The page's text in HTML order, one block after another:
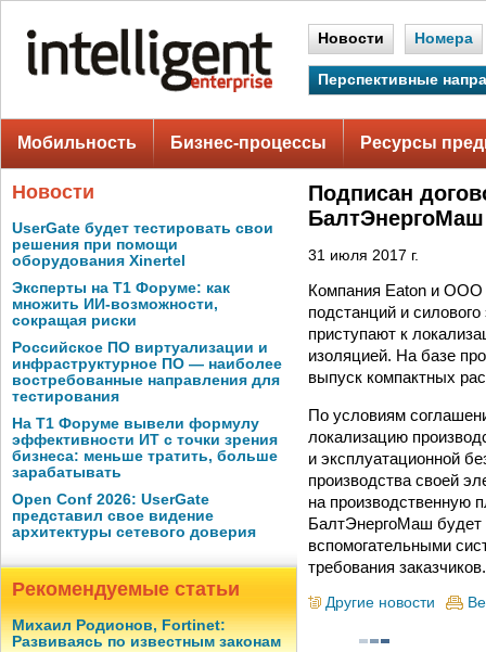
Новости Номера
Перспективные
Мобильность Бизнес-процессы Ресурсы
Новости
UserGate будет тестировать свои
решения при помощи
оборудования Xinertel
Эксперты на Т1 Форуме: как
множить ИИ-возможности,
сокращая риски
Российское ПО виртуализации и
инфраструктурное ПО — наиболее
востребованные направления для
тестирования
На Т1 Форуме вывели формулу
эффективности ИТ с точки зрения
бизнеса: меньше тратить, больше
зарабатывать
Open Conf 2026: UserGate
представил свое видение
архитектуры сетевого доверия
Рекомендуемые статьи
Михаил Родионов, Fortinet:
Развиваясь по известным законам
Подписан
БалтЭнергоМаш
31 июля 2017 г.
Компания Eaton и ООО
подстанций и
приступают к
изоляцией. На базе
выпуск компактных
По условиям
локализацию
и эксплуатационной
производства своей
на производственную
БалтЭнергоМаш будет
вспомогательными
требования заказчиков.
Другие новости